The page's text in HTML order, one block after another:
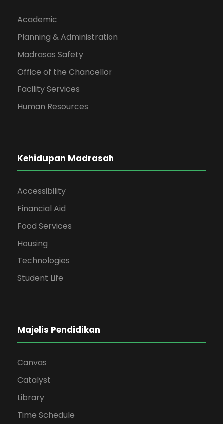
Academic
Planning & Administration
Madrasas Safety
Office of the Chancellor
Facility Services
Human Resources
Kehidupan Madrasah
Accessibility
Financial Aid
Food Services
Housing
Technologies
Student Life
Majelis Pendidikan
Canvas
Catalyst
Library
Time Schedule